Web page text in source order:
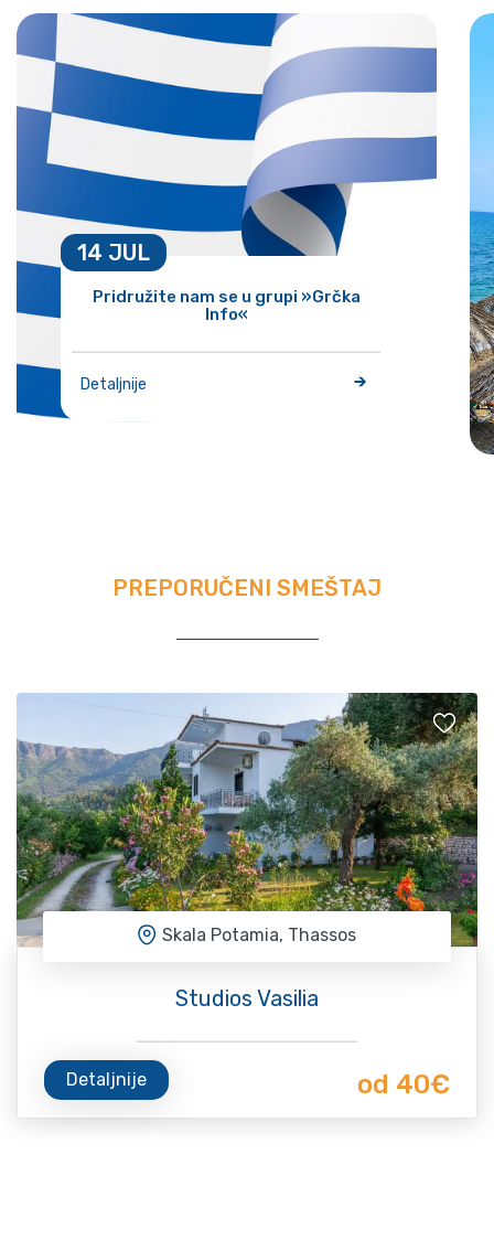
Pridružite nam se u grupi »Grčka
Info«
Detaljnije
14 JUL
PREPORUČENI SMEŠTAJ
Skala Potamia, Thassos
Studios Vasilia
Detaljnije od 40€